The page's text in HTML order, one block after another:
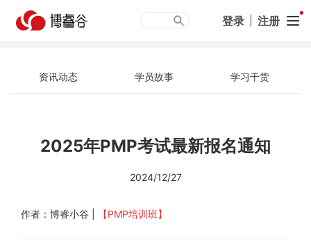
登录 注册
资讯动态 学员故事 学习干货
2025年PMP考试最新报名通知
2024/12/27
作者：博睿小谷 | 【PMP培训班】